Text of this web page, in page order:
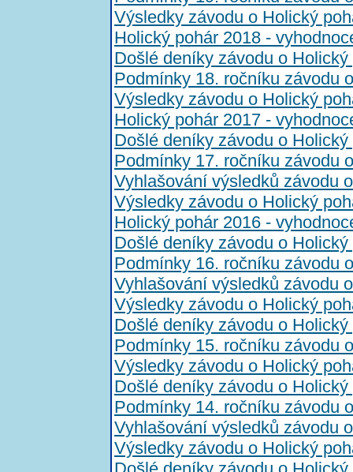
Výsledky závodu o Holický
Holický pohár 2018 -
Došlé deníky závodu o Holický
Podmínky 18. ročníku závodu
Výsledky závodu o Holický
Holický pohár 2017 -
Došlé deníky závodu o Holický
Podmínky 17. ročníku závodu
Vyhlašování výsledků závodu
Výsledky závodu o Holický
Holický pohár 2016 -
Došlé deníky závodu o Holický
Podmínky 16. ročníku závodu
Vyhlašování výsledků závodu
Výsledky závodu o Holický
Došlé deníky závodu o Holický
Podmínky 15. ročníku závodu
Výsledky závodu o Holický
Došlé deníky závodu o Holický
Podmínky 14. ročníku závodu
Vyhlašování výsledků závodu
Výsledky závodu o Holický